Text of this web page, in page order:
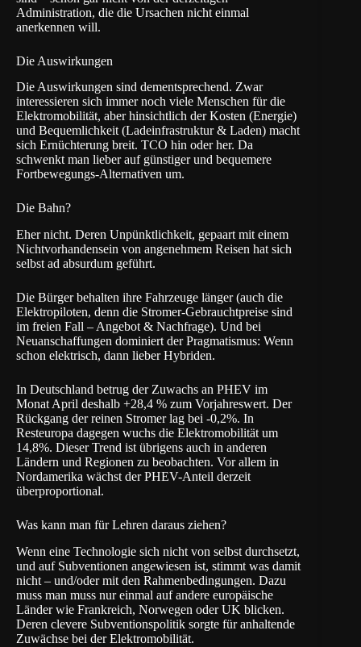
Administration, die die Ursachen nicht einmal
anerkennen will.
Die Auswirkungen
Die Auswirkungen sind dementsprechend. Zwar
interessieren sich immer noch viele Menschen für die
Elektromobilität, aber hinsichtlich der Kosten (Energie)
und Bequemlichkeit (Ladeinfrastruktur & Laden) macht
sich Ernüchterung breit. TCO hin oder her. Da
schwenkt man lieber auf günstiger und bequemere
Fortbewegungs-Alternativen um.
Die Bahn?
Eher nicht. Deren Unpünktlichkeit, gepaart mit einem
Nichtvorhandensein von angenehmem Reisen hat sich
selbst ad absurdum geführt.
Die Bürger behalten ihre Fahrzeuge länger (auch die
Elektropiloten, denn die Stromer-Gebrauchtpreise sind
im freien Fall – Angebot & Nachfrage). Und bei
Neuanschaffungen dominiert der Pragmatismus: Wenn
schon elektrisch, dann lieber Hybriden.
In Deutschland betrug der Zuwachs an PHEV im
Monat April deshalb +28,4 % zum Vorjahreswert. Der
Rückgang der reinen Stromer lag bei -0,2%. In
Resteuropa dagegen wuchs die Elektromobilität um
14,8%. Dieser Trend ist übrigens auch in anderen
Ländern und Regionen zu beobachten. Vor allem in
Nordamerika wächst der PHEV-Anteil derzeit
überproportional.
Was kann man für Lehren daraus ziehen?
Wenn eine Technologie sich nicht von selbst durchsetzt,
und auf Subventionen angewiesen ist, stimmt was damit
nicht – und/oder mit den Rahmenbedingungen. Dazu
muss man muss nur einmal auf andere europäische
Länder wie Frankreich, Norwegen oder UK blicken.
Deren clevere Subventionspolitik sorgte für anhaltende
Zuwächse bei der Elektromobilität.